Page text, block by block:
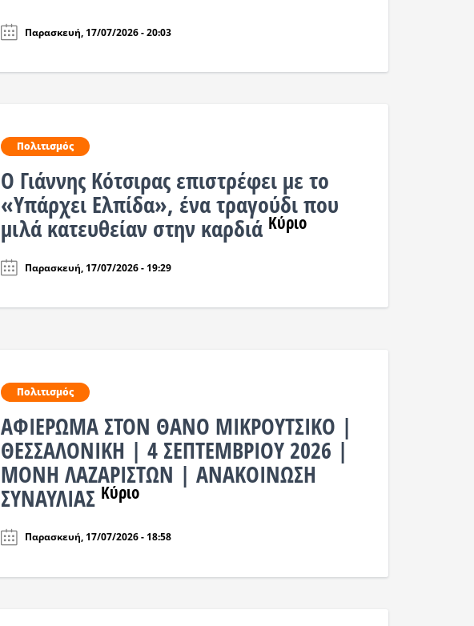
Παρασκευή, 17/07/2026 - 20:03
Πολιτισμός
Ο Γιάννης Κότσιρας επιστρέφει με το
«Υπάρχει Ελπίδα», ένα τραγούδι που
μιλά κατευθείαν στην καρδιά Κύριο
Παρασκευή, 17/07/2026 - 19:29
Πολιτισμός
ΑΦΙΕΡΩΜΑ ΣΤΟΝ ΘΑΝΟ ΜΙΚΡΟΥΤΣΙΚΟ |
ΘΕΣΣΑΛΟΝΙΚΗ | 4 ΣΕΠΤΕΜΒΡΙΟΥ 2026 |
ΜΟΝΗ ΛΑΖΑΡΙΣΤΩΝ | ΑΝΑΚΟΙΝΩΣΗ
ΣΥΝΑΥΛΙΑΣ Κύριο
Παρασκευή, 17/07/2026 - 18:58